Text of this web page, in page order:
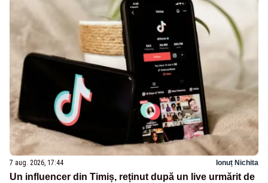
7 aug. 2026, 17:44 Ionuț Nichita
Un influencer din Timiș, reținut după un live urmărit de